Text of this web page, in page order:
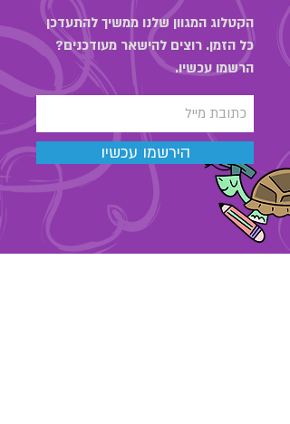
הקטלוג המגוון שלנו ממשיך להתעדכן
כל הזמן. רוצים להישאר מעודכנים?
הרשמו עכשיו.
הירשמו עכשיו